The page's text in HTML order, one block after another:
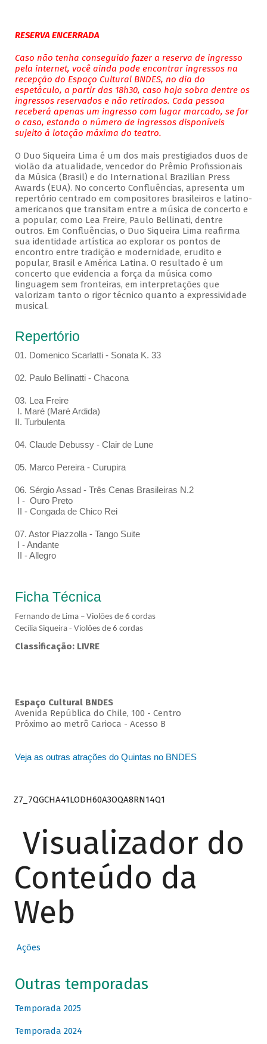
RESERVA ENCERRADA
Caso não tenha conseguido fazer a reserva de ingresso
pela internet, você ainda pode encontrar ingressos na
recepção do Espaço Cultural BNDES, no dia do
espetáculo, a partir das 18h30, caso haja sobra dentre os
ingressos reservados e não retirados. Cada pessoa
receberá apenas um ingresso com lugar marcado, se for
o caso, estando o número de ingressos disponíveis
sujeito à lotação máxima do teatro.
O Duo Siqueira Lima é um dos mais prestigiados duos de
violão da atualidade, vencedor do Prêmio Profissionais
da Música (Brasil) e do International Brazilian Press
Awards (EUA). No concerto Confluências, apresenta um
repertório centrado em compositores brasileiros e latino-
americanos que transitam entre a música de concerto e
a popular, como Lea Freire, Paulo Bellinati, dentre
outros. Em Confluências, o Duo Siqueira Lima reafirma
sua identidade artística ao explorar os pontos de
encontro entre tradição e modernidade, erudito e
popular, Brasil e América Latina. O resultado é um
concerto que evidencia a força da música como
linguagem sem fronteiras, em interpretações que
valorizam tanto o rigor técnico quanto a expressividade
musical.
Repertório
01. Domenico Scarlatti - Sonata K. 33
02. Paulo Bellinatti - Chacona
03. Lea Freire
I. Maré (Maré Ardida)
II. Turbulenta
04. Claude Debussy - Clair de Lune
05. Marco Pereira - Curupira
06. Sérgio Assad - Três Cenas Brasileiras N.2
I - Ouro Preto
II - Congada de Chico Rei
07. Astor Piazzolla - Tango Suite
I - Andante
II - Allegro
Ficha Técnica
Fernando de Lima – Violões de 6 cordas
Cecília Siqueira - Violões de 6 cordas
Classificação: LIVRE
Espaço Cultural BNDES
Avenida República do Chile, 100 - Centro
Próximo ao metrô Carioca - Acesso B
Veja as outras atrações do Quintas no BNDES
Z7_7QGCHA41LODH60A3OQA8RN14Q1
Visualizador do
Conteúdo da
Web
Ações
Outras temporadas
Temporada 2025
Temporada 2024